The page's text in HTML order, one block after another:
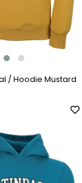
/ Hoodie Mustard